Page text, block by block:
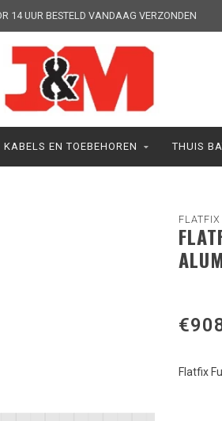
14 UUR BESTELD VANDAAG VERZONDEN
KABELS EN TOEBEHOREN THUIS
Flatfix